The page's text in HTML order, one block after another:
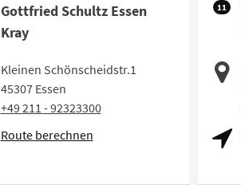
Gottfried Schultz Essen
Kray
Kleinen Schönscheidstr.1
45307 Essen
+49 211 - 92323300
Route berechnen
11